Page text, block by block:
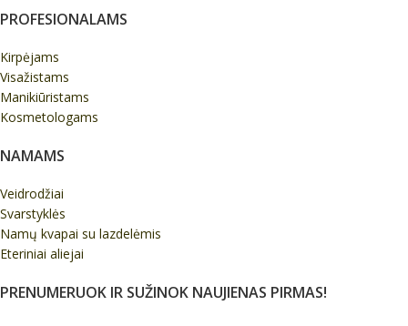
PROFESIONALAMS
Kirpėjams
Visažistams
Manikiūristams
Kosmetologams
NAMAMS
Veidrodžiai
Svarstyklės
Namų kvapai su lazdelėmis
Eteriniai aliejai
PRENUMERUOK IR SUŽINOK NAUJIENAS PIRMAS!